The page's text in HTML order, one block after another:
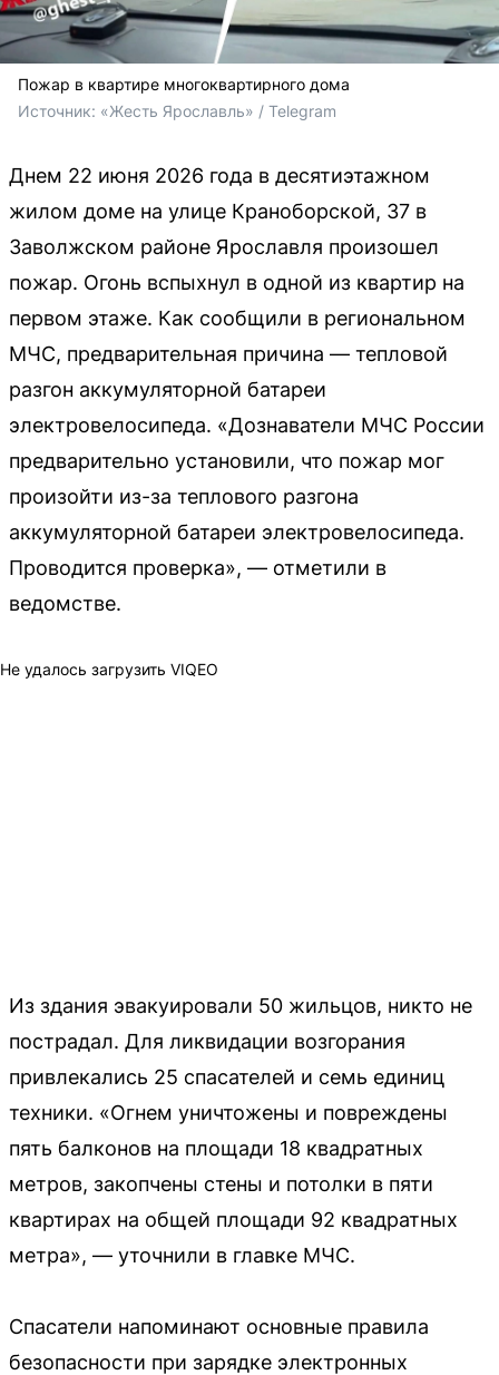
Пожар в квартире многоквартирного дома
Источник: «Жесть Ярославль» / Telegram
Днем 22 июня 2026 года в десятиэтажном
жилом доме на улице Краноборской, 37 в
Заволжском районе Ярославля произошел
пожар. Огонь вспыхнул в одной из квартир на
первом этаже. Как сообщили в региональном
МЧС, предварительная причина — тепловой
разгон аккумуляторной батареи
электровелосипеда. «Дознаватели МЧС России
предварительно установили, что пожар мог
произойти из-за теплового разгона
аккумуляторной батареи электровелосипеда.
Проводится проверка», — отметили в
ведомстве.
Не удалось загрузить VIQEO
Из здания эвакуировали 50 жильцов, никто не
пострадал. Для ликвидации возгорания
привлекались 25 спасателей и семь единиц
техники. «Огнем уничтожены и повреждены
пять балконов на площади 18 квадратных
метров, закопчены стены и потолки в пяти
квартирах на общей площади 92 квадратных
метра», — уточнили в главке МЧС.
Спасатели напоминают основные правила
безопасности при зарядке электронных